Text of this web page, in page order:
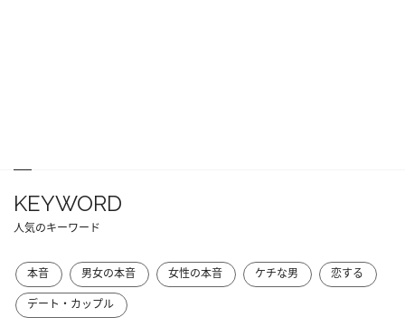
KEYWORD
人気のキーワード
本音 男女の本音 女性の本音 ケチな男
恋する
デート・カップル